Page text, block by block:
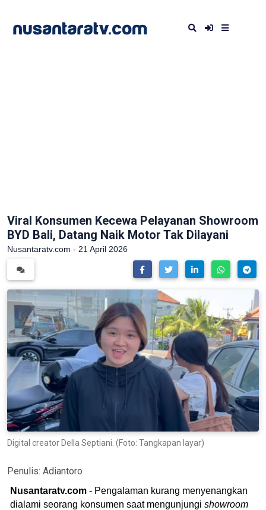
Viral Konsumen Kecewa Pelayanan Showroom
BYD Bali, Datang Naik Motor Tak Dilayani
Nusantaratv.com - 21 April 2026
Digital creator Della Septiani. (Foto: Tangkapan layar)
Penulis: Adiantoro
Nusantaratv.com - Pengalaman kurang menyenangkan
dialami seorang konsumen saat mengunjungi showroom